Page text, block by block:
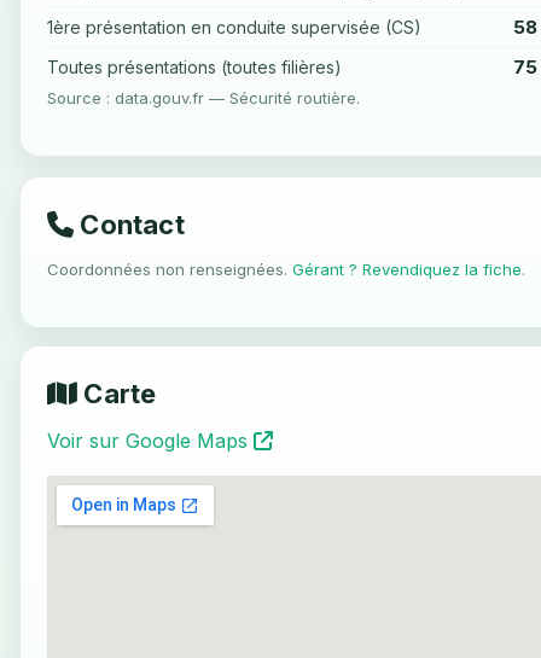
1ère présentation en conduite supervisée (CS) 58
Toutes présentations (toutes filières) 75
Source : data.gouv.fr — Sécurité routière.
Contact
Coordonnées non renseignées. Gérant ? Revendiquez la fiche.
Carte
Voir sur Google Maps